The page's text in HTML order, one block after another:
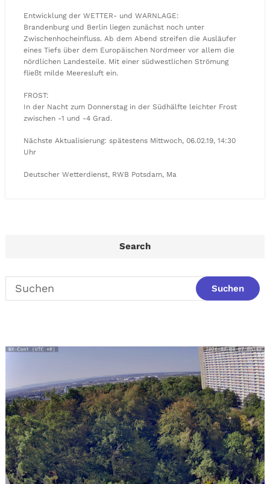
Entwicklung der WETTER- und WARNLAGE:
Brandenburg und Berlin liegen zunächst noch unter
Zwischenhocheinfluss. Ab dem Abend streifen die Ausläufer
eines Tiefs über dem Europäischen Nordmeer vor allem die
nördlichen Landesteile. Mit einer südwestlichen Strömung
fließt milde Meeresluft ein.
FROST:
In der Nacht zum Donnerstag in der Südhälfte leichter Frost
zwischen -1 und -4 Grad.
Nächste Aktualisierung: spätestens Mittwoch, 06.02.19, 14:30
Uhr
Deutscher Wetterdienst, RWB Potsdam, Ma
Search